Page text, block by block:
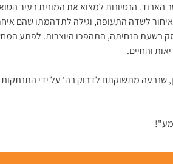
הנסיונות למצוא את המונית בעיר
לשדה התעופה, וגילה לתדהמתו שהם
בשעת הנחיתה, התהפכו היוצרות. לפתע
והחיים.
שנבעה מתשוקתם לדבוק בה' על ידי